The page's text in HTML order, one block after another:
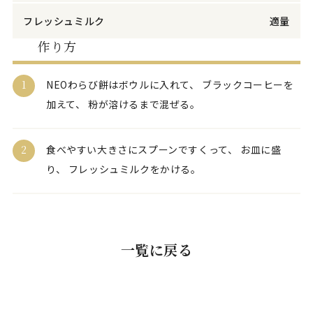
フレッシュミルク 適量
作り方
1
NEOわらび餅はボウルに入れて、 ブラックコーヒーを
加えて、 粉が溶けるまで混ぜる。
2
食べやすい大きさにスプーンですくって、 お皿に盛
り、 フレッシュミルクをかける。
一覧に戻る